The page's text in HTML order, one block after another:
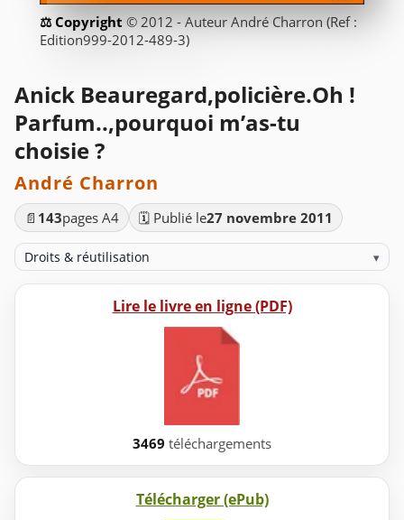
© 2012 - Auteur André Charron (Ref :
Edition999-2012-489-3)
Anick Beauregard,policière.Oh !
Parfum..,pourquoi m’as-tu
choisie ?
André Charron
📄 143pages A4 🗓️ Publié le27 novembre 2011
Droits & réutilisation ▾
Lire le livre en ligne (PDF)
3469 téléchargements
Télécharger (ePub)